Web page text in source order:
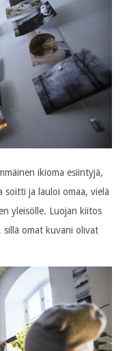
ikioma esiintyjä,
soitti ja lauloi omaa, vielä
yleisölle. Luojan kiitos
sillä omat kuvani olivat